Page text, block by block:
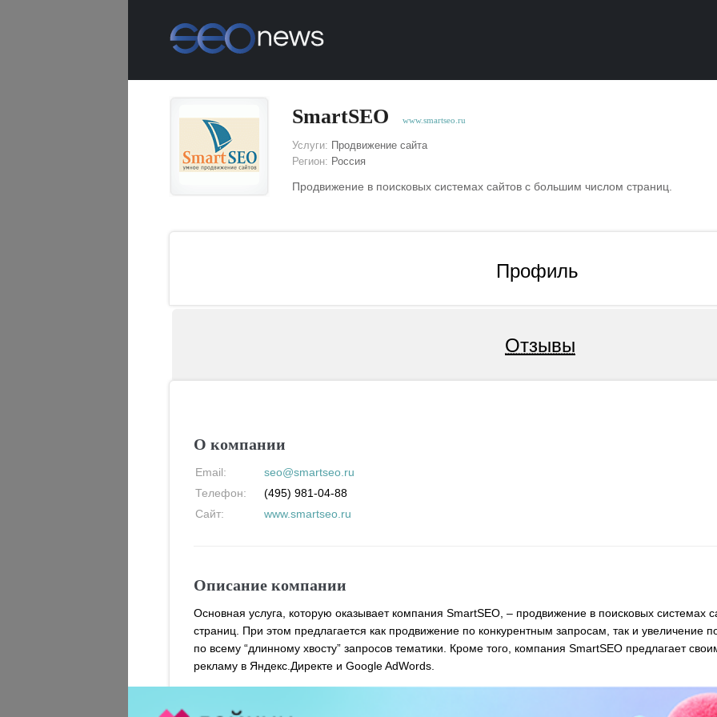
SmartSEO www.smartseo.ru
Услуги: Продвижение сайта
Регион: Россия
Продвижение в поисковых системах сайтов с большим числом страниц.
Профиль
Отзывы
О компании
Email:
seo@smartseo.ru
Телефон:
(495) 981-04-88
Сайт:
www.smartseo.ru
Описание компании
Основная услуга, которую оказывает компания SmartSEO, – продвижение в поисковых системах
страниц. При этом предлагается как продвижение по конкурентным запросам, так и увеличение
по всему “длинному хвосту” запросов тематики. Кроме того, компания SmartSEO предлагает
рекламу в Яндекс.Директе и Google AdWords.